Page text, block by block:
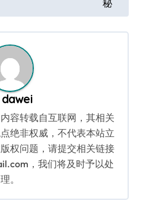
秘
dawei
容转载自互联网，其相关
绝非权威，不代表本站立
权问题，请提交相关链接
，我们将及时予以处
理。